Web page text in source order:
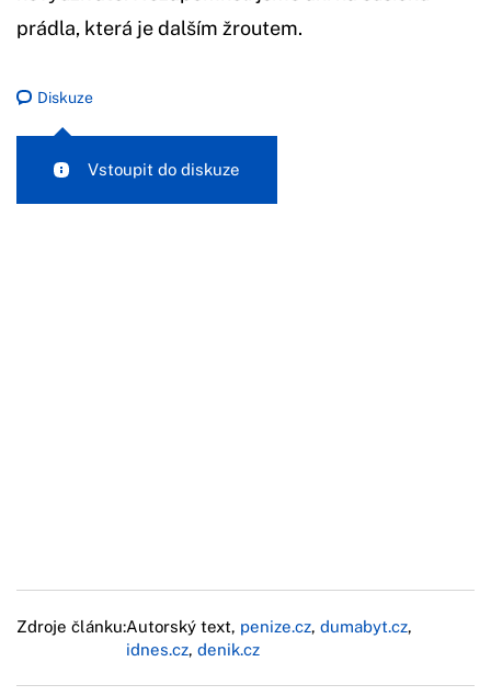
prádla, která je dalším žroutem.
Diskuze
Vstoupit do diskuze
Zdroje článku:Autorský text, penize.cz, dumabyt.cz,
idnes.cz, denik.cz